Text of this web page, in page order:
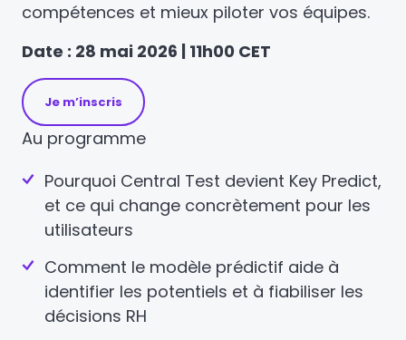
compétences et mieux piloter vos équipes.
Date : 28 mai 2026 | 11h00 CET
Je m’inscris
Au programme
Pourquoi Central Test devient Key Predict,
et ce qui change concrètement pour les
utilisateurs
Comment le modèle prédictif aide à
identifier les potentiels et à fiabiliser les
décisions RH